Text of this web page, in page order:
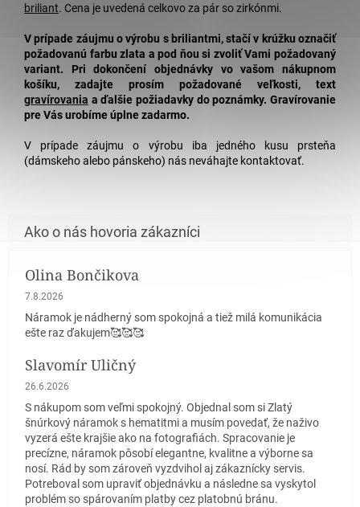
briliant. Cena je uvedená celkovo za pár so zirkónmi.
V prípade záujmu o výrobu s briliantmi, stačí v krúžku označiť
požadovanú farbu zlata a pod ňou si zvoliť Vami požadovaný
variant. Pri dokončení objednávky vo vašom nákupnom
košíku, zadajte prosím požadované veľkosti, text
gravírovania a ďalšie požiadavky do poznámky. Gravírovanie
pre Vás urobíme úplne zadarmo.
V prípade záujmu o výrobu iba jedného kusu prsteňa
(dámskeho alebo pánskeho) nás neváhajte kontaktovať.
Olina Bončikova
Hodnotenie obchodu je 5 z 5 hviezdičiek.
7.8.2026
Náramok je nádherný som spokojná a tiež milá komunikácia
ešte raz ďakujem🥰🥰🥰
Slavomír Uličný
Hodnotenie obchodu je 5 z 5 hviezdičiek.
26.6.2026
S nákupom som veľmi spokojný. Objednal som si Zlatý
šnúrkový náramok s hematitmi a musím povedať, že naživo
vyzerá ešte krajšie ako na fotografiách. Spracovanie je
precízne, náramok pôsobí elegantne, kvalitne a výborne sa
nosí. Rád by som zároveň vyzdvihol aj zákaznícky servis.
Potreboval som upraviť objednávku a následne sa vyskytol
problém so spárovaním platby cez platobnú bránu.